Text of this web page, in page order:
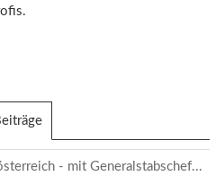
Reiter)
- mit Generalstabschef...